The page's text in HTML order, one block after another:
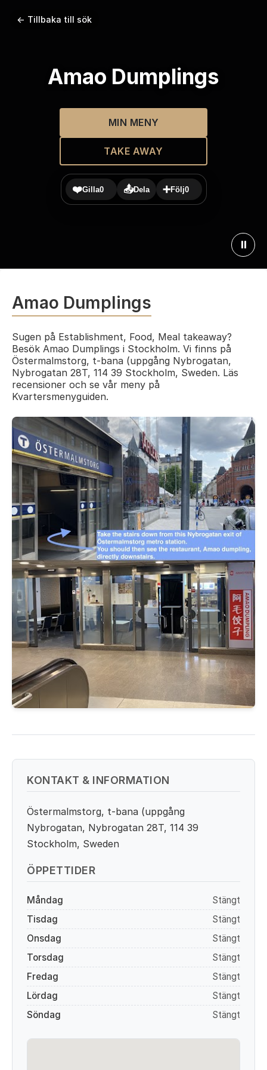
← Tillbaka till sök
Amao Dumplings
MIN MENY
TAKE AWAY
❤️Gilla0 📤Dela ➕Följ0
⏸
Amao Dumplings
Sugen på Establishment, Food, Meal takeaway?
Besök Amao Dumplings i Stockholm. Vi finns på
Östermalmstorg, t-bana (uppgång Nybrogatan,
Nybrogatan 28T, 114 39 Stockholm, Sweden. Läs
recensioner och se vår meny på
Kvartersmenyguiden.
KONTAKT & INFORMATION
Östermalmstorg, t-bana (uppgång
Nybrogatan, Nybrogatan 28T, 114 39
Stockholm, Sweden
ÖPPETTIDER
Måndag
Stängt
Tisdag
Stängt
Onsdag
Stängt
Torsdag
Stängt
Fredag
Stängt
Lördag
Stängt
Söndag
Stängt